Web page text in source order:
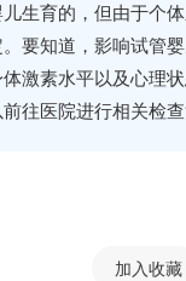
生育的，但由于个
要知道，影响试管
激素水平以及心理
往医院进行相关检
加入收藏